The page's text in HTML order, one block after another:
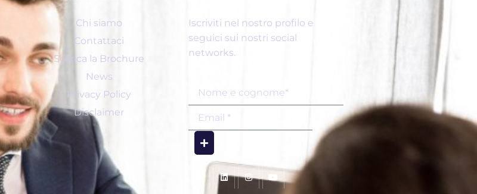
Chi siamo
Contattaci
Scarica la Brochure
News
Privacy Policy
Disclaimer
Iscriviti nel nostro profilo e
seguici sui nostri social
networks.